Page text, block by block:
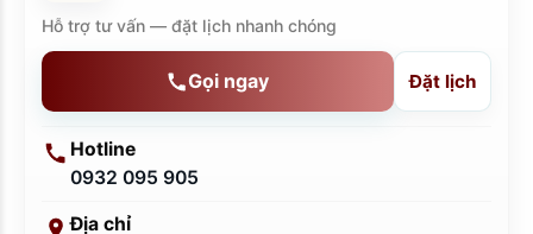
Hỗ trợ tư vấn — đặt lịch nhanh chóng
Gọi ngay Đặt lịch
Hotline
0932 095 905
Địa chỉ